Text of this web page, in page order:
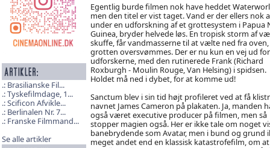
Brasilianske Fil...
Tyskefilmdage, 1...
Scificon Afvikle...
Berlinalen Nr. 7...
Franske Filmmand...
Se alle artikler
Egentlig burde filmen nok have heddet
men den titel er vist taget. Vand er der ellers nok
under en udforskning af et grottesystem i Papua
Guinea, bryder helvede løs. En tropisk storm af
skuffe, får vandmasserne til at vælte ned fra
grotten oversvømmes. Der er nu kun en vej ud for
udforskerne, med den rutinerede Frank (Richard
Roxburgh - Moulin Rouge, Van Helsing) i spidsen.
Holdet må ned i dybet, for at komme ud!
Sanctum blev i sin tid højt profileret ved at få
navnet James Cameron på plakaten. Ja, manden
også været executive producer på filmen, men så
stopper magien også. Her er ikke tale om noget
banebrydende som Avatar, men i bund og grund
meget andet end en klassisk katastrofefilm, om at